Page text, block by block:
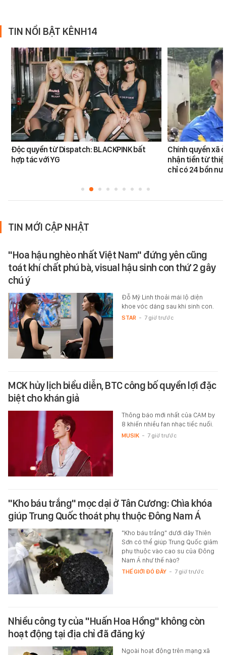
TIN NỔI BẬT KÊNH14
Độc quyền từ Dispatch: BLACKPINK bất
hợp tác với YG
Chính quyền xã
nhận tiền từ
chỉ có 24 bồn
TIN MỚI CẬP NHẬT
"Hoa hậu nghèo nhất Việt Nam" đứng yên cũng
toát khí chất phú bà, visual hậu sinh con thứ 2 gây
chú ý
Đỗ Mỹ Linh thoải mái lộ diện
khoe vóc dáng sau khi sinh con.
STAR - 7 giờ trước
MCK hủy lịch biểu diễn, BTC công bố quyền lợi đặc
biệt cho khán giả
Thông báo mới nhất của CAM by
8 khiến nhiều fan nhạc tiếc nuối.
MUSIK - 7 giờ trước
"Kho báu trắng" mọc dại ở Tân Cương: Chìa khóa
giúp Trung Quốc thoát phụ thuộc Đông Nam Á
"Kho báu trắng" dưới dãy Thiên
Sơn có thể giúp Trung Quốc giảm
phụ thuộc vào cao su của Đông
Nam Á như thế nào?
THẾ GIỚI ĐÓ ĐÂY - 7 giờ trước
Nhiều công ty của "Huấn Hoa Hồng" không còn
hoạt động tại địa chỉ đã đăng ký
Ngoài hoạt động trên mạng xã